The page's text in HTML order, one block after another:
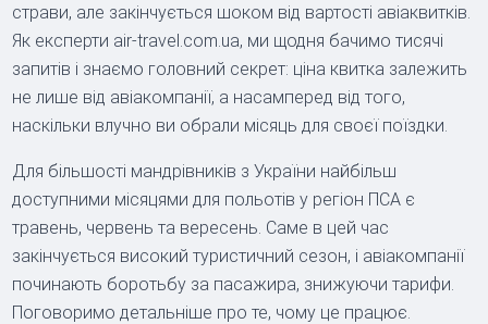
страви, але закінчується шоком від вартості авіаквитків.
Як експерти air-travel.com.ua, ми щодня бачимо тисячі
запитів і знаємо головний секрет: ціна квитка залежить
не лише від авіакомпанії, а насамперед від того,
наскільки влучно ви обрали місяць для своєї поїздки.
Для більшості мандрівників з України найбільш
доступними місяцями для польотів у регіон ПСА є
травень, червень та вересень. Саме в цей час
закінчується високий туристичний сезон, і авіакомпанії
починають боротьбу за пасажира, знижуючи тарифи.
Поговоримо детальніше про те, чому це працює.